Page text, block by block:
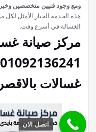
ومع وجود فنيين متخصصين
هذه الخدمة الخيار الأمثل
الغسالة في أسرع وقت.
مركز صيانة
غسالات بالاقصر
اتصل الان